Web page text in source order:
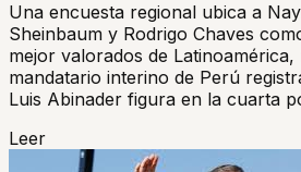
Una encuesta regional ubica a
Sheinbaum y Rodrigo Chaves
mejor valorados de Latinoamérica,
mandatario interino de Perú
Luis Abinader figura en la cuarta
Leer